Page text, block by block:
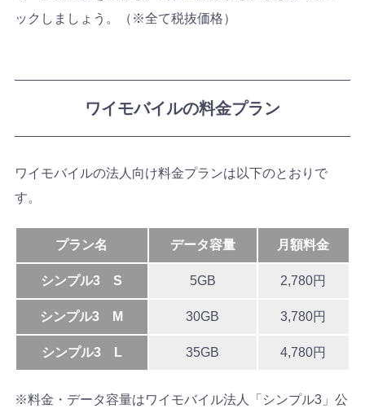
ックしましょう。（※全て税抜価格）
ワイモバイルの料金プラン
ワイモバイルの法人向け料金プランは以下のとおりで
す。
プラン名 データ容量 月額料金
シンプル3 S 5GB 2,780円
シンプル3 M 30GB 3,780円
シンプル3 L 35GB 4,780円
※料金・データ容量はワイモバイル法人「シンプル3」公